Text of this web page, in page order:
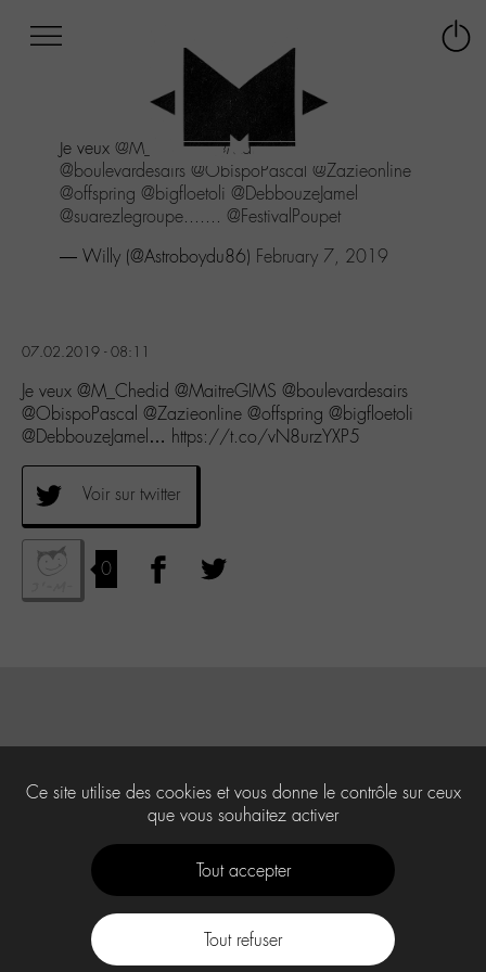
au
menu
Aller
au
contenu
Je veux @M_Chedid @MaitreGIMS
@boulevardesairs @ObispoPascal @Zazieonline
@offspring @bigfloetoli @DebbouzeJamel
@suarezlegroupe....... @FestivalPoupet
— Willy (@Astroboydu86) February 7, 2019
07.02.2019 - 08:11
Je veux @M_Chedid @MaitreGIMS @boulevardesairs
@ObispoPascal @Zazieonline @offspring @bigfloetoli
@DebbouzeJamel… https://t.co/vN8urzYXP5
Voir sur twitter
0
Ce site utilise des cookies et vous donne le contrôle sur ceux
que vous souhaitez activer
Tout accepter
Tout refuser